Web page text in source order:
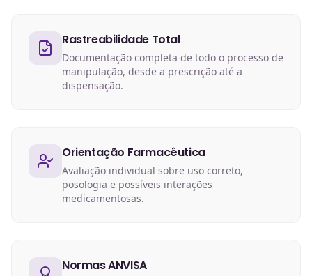
Rastreabilidade Total
Documentação completa de todo o processo de
manipulação, desde a prescrição até a
dispensação.
Orientação Farmacêutica
Avaliação individual sobre uso correto,
posologia e possíveis interações
medicamentosas.
Normas ANVISA